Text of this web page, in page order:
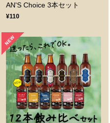
AN'S Choice 3本セット
¥110